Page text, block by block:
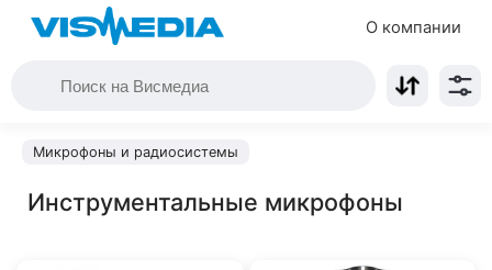
О компании
Микрофоны и радиосистемы
Инструментальные микрофоны